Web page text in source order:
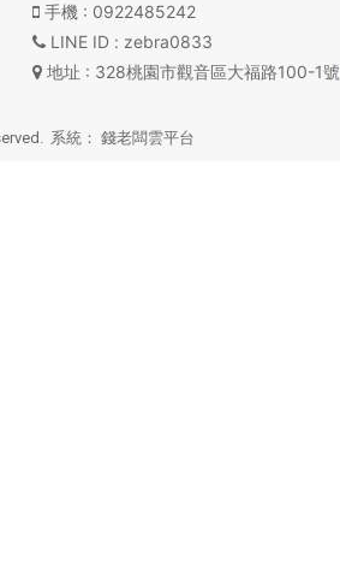
手機 : 0922485242
LINE ID : zebra0833
地址 : 328桃園市觀音區大福路100-1號
系統： 錢老闆雲平台